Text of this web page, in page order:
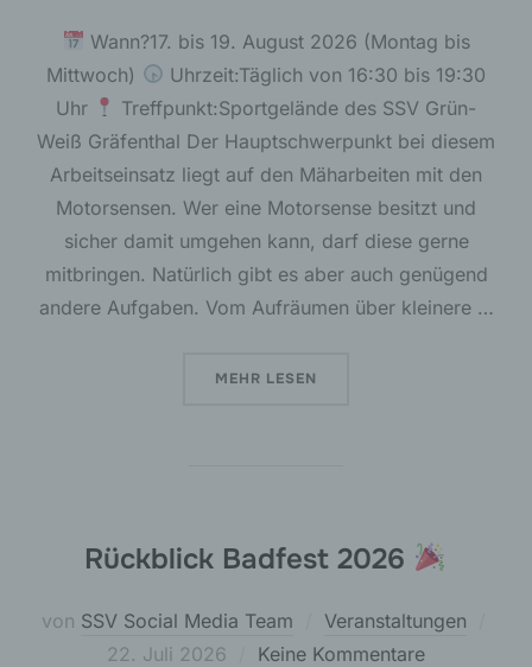
Wann?17. bis 19. August 2026 (Montag bis
Mittwoch)
Uhrzeit:Täglich von 16:30 bis 19:30
Uhr
Treffpunkt:Sportgelände des SSV Grün-
Weiß Gräfenthal Der Hauptschwerpunkt bei diesem
Arbeitseinsatz liegt auf den Mäharbeiten mit den
Motorsensen. Wer eine Motorsense besitzt und
sicher damit umgehen kann, darf diese gerne
mitbringen. Natürlich gibt es aber auch genügend
andere Aufgaben. Vom Aufräumen über kleinere …
MEHR ÜBER „
LESEN
Rückblick Badfest 2026
von SSV Social Media Team Veranstaltungen
22. Juli 2026 Keine Kommentare